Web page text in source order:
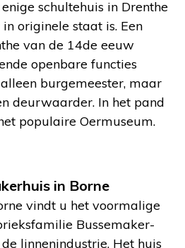
schultehuis in Drenthe
originele staat is. Een
van de 14de eeuw
openbare functies
burgemeester, maar
deurwaarder. In het pand
populaire Oermuseum.
in Borne
vindt u het voormalige
Bussemaker-
linnenindustrie. Het huis